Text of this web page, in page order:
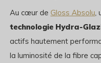
Au cœur de Gloss Absolu,
technologie Hydra-
actifs hautement
la luminosité de la fibre